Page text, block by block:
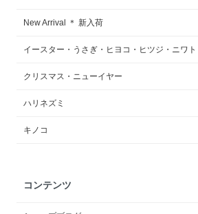
New Arrival ＊ 新入荷
イースター・うさぎ・ヒヨコ・ヒツジ・ニワト
クリスマス・ニューイヤー
ハリネズミ
キノコ
コンテンツ